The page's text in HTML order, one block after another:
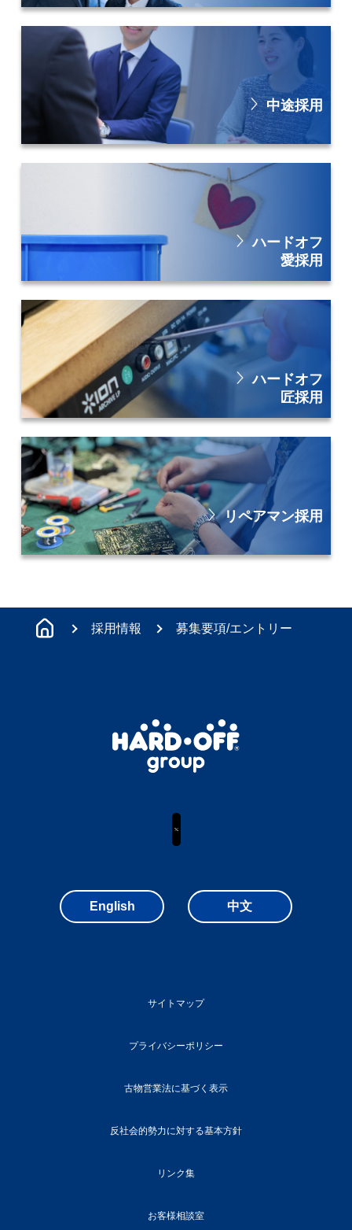
中途採用
ハードオフ
愛採用
ハードオフ
匠採用
リペアマン採用
採用情報 募集要項/エントリー
サイトマップ
プライバシーポリシー
古物営業法に基づく表示
反社会的勢力に対する基本方針
リンク集
お客様相談室
English 中文